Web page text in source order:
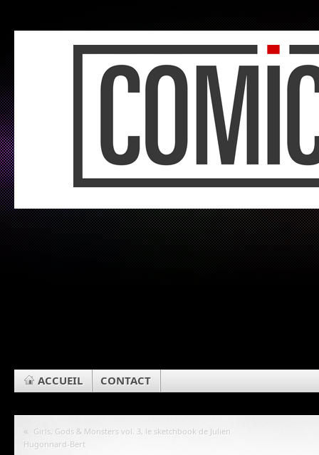
ACCUEIL CONTACT
« Girls, Gods & Monsters vol. 3, le sketchbook de Julien
Hugonnard-Bert